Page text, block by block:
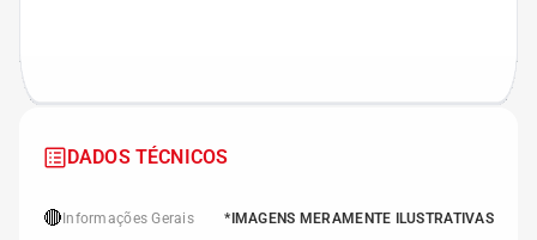
DADOS TÉCNICOS
🔴 Informações Gerais *IMAGENS MERAMENTE ILUSTRATIVAS